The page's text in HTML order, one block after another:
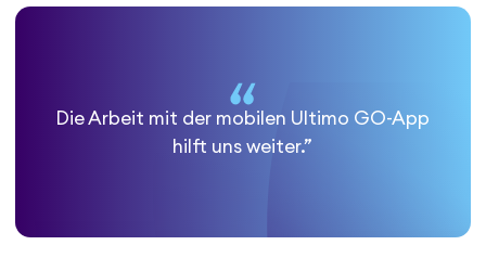
Die Arbeit mit der mobilen Ultimo GO-App
hilft uns weiter.”